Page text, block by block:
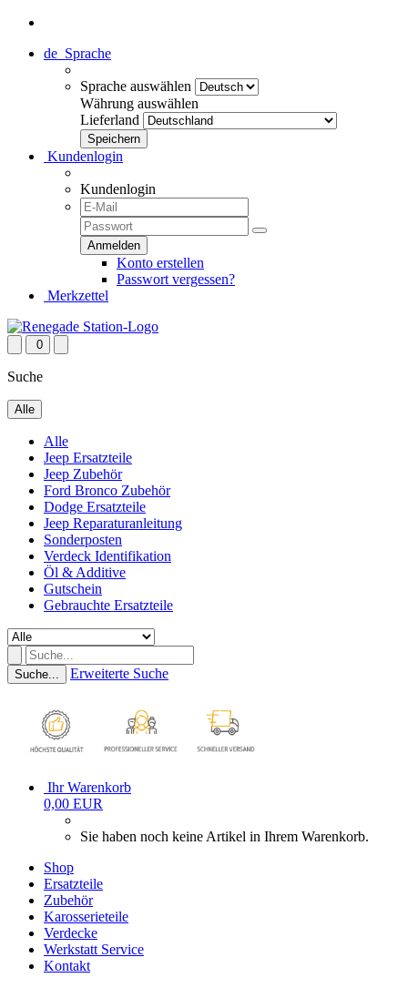
de Sprache
Sprache auswählen
Währung auswählen
Lieferland
Kundenlogin
Kundenlogin
Konto erstellen
Passwort vergessen?
Merkzettel
0
Suche
Alle
Alle
Jeep Ersatzteile
Jeep Zubehör
Ford Bronco Zubehör
Dodge Ersatzteile
Jeep Reparaturanleitung
Sonderposten
Verdeck Identifikation
Öl & Additive
Gutschein
Gebrauchte Ersatzteile
Suche... Erweiterte Suche
Ihr Warenkorb
0,00 EUR
Sie haben noch keine Artikel in Ihrem Warenkorb.
Shop
Ersatzteile
Zubehör
Karosserieteile
Verdecke
Werkstatt Service
Kontakt